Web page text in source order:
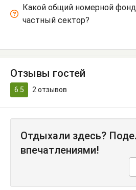
Какой общий номерной
частный сектор?
Отзывы гостей
6.5 2 отзывов
Отдыхали здесь?
впечатлениями!